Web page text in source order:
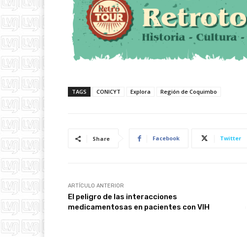
TAGS CONICYT Explora Región de Coquimbo
Share Facebook Twitter
ARTÍCULO ANTERIOR
El peligro de las interacciones
medicamentosas en pacientes con VIH